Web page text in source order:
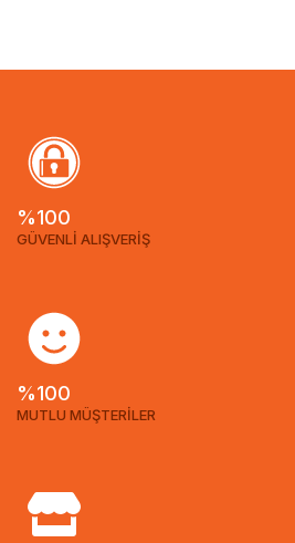
%100
GÜVENLİ ALIŞVERİŞ
%100
MUTLU MÜŞTERİLER